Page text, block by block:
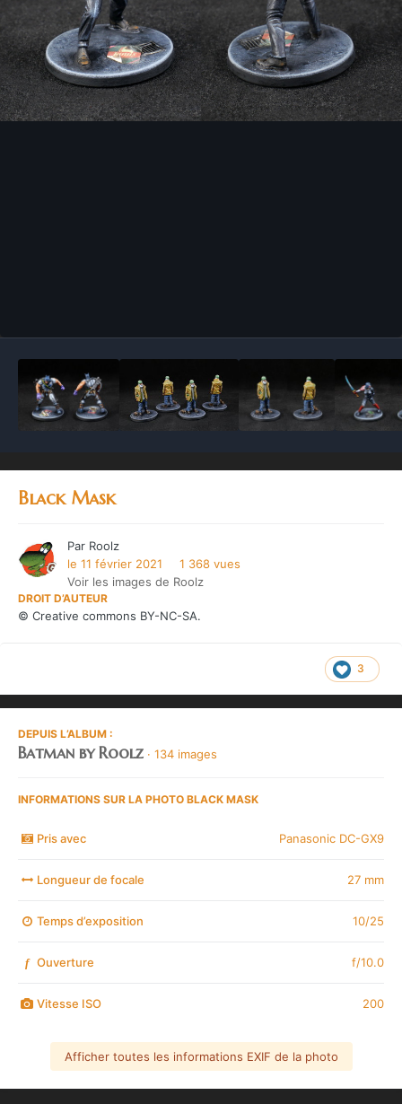
Black Mask
Par Roolz
le 11 février 2021
1 368 vues
Voir les images de Roolz
DROIT D’AUTEUR
© Creative commons BY-NC-SA.
3
DEPUIS L’ALBUM :
Batman by Roolz · 134 images
INFORMATIONS SUR LA PHOTO BLACK MASK
Pris avec Panasonic DC-GX9
Longueur de focale 27 mm
Temps d’exposition 10/25
f Ouverture f/10.0
Vitesse ISO 200
Afficher toutes les informations EXIF de la photo